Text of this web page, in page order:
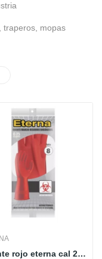
traperos, mopas
Guante rojo eterna cal 25 riesgo biologico